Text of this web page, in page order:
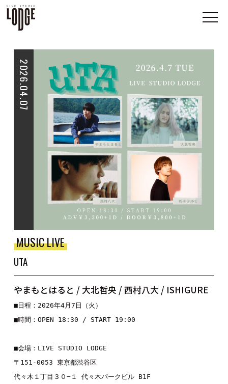
2026.04.07
MUSIC LIVE
UTA
やまもとはると / 大北哲央 / 西村八大 / ISHIGURE
■日程：2026年4月7日（火）
■時間：OPEN 18:30 / START 19:00
■会場：LIVE STUDIO LODGE
〒151-0053 東京都渋谷区
代々木１丁目３０−１ 代々木パークビル B1F